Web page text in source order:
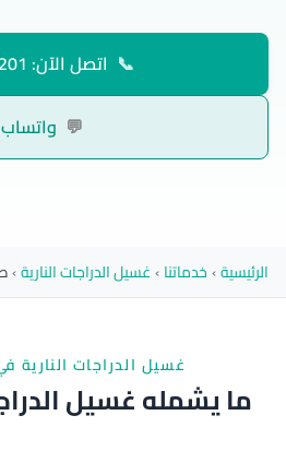
📞 اتصل الآن: 65089201
💬 واتساب
الرئيسية›خدماتنا›غسيل الدراجات النارية›
غسيل الدراجات النارية
ما يشمله غسيل